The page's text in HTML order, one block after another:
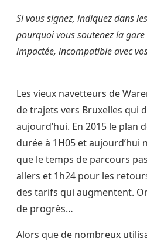
Si vous signez, indiquez dans
pourquoi vous soutenez la
impactée, incompatible avec
Les vieux navetteurs de
de trajets vers Bruxelles qui
aujourd’hui. En 2015 le plan
durée à 1H05 et aujourd’hui
que le temps de parcours
allers et 1h24 pour les
des tarifs qui augmentent.
de progrès…
Alors que de nombreux